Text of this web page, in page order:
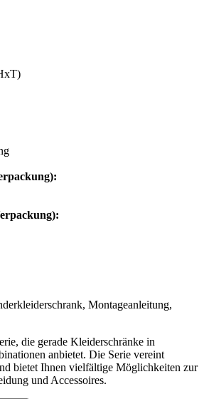
Montageanleitung,
die gerade Kleiderschränke in
anbietet. Die Serie vereint
bietet Ihnen vielfältige Möglichkeiten zur
und Accessoires.